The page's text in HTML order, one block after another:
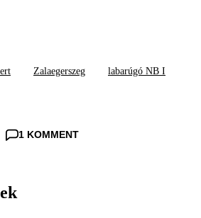
Zalaegerszeg labarúgó NB I
1 KOMMENT